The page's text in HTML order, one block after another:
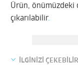
Ürün, önümüzdeki
çıkarılabilir.
İLGİNİZİ ÇEKEBİLİR